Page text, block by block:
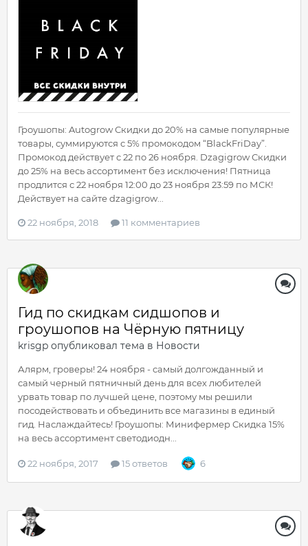
Гроушопы: Autogrow Скидки до 20% на самые популярные
товары, суммируются с 5% промокодом “BlackFriDay”.
Промокод действует с 22 по 26 ноября. Dzagigrow Скидки
до 25% на весь ассортимент без исключения! Пятница
продлится с 22 ноября 12:00 до 23 ноября 23:59 по МСК!
Действует на сайте dzagigrow...
22 ноября, 2018 11 комментариев
Гид по скидкам сидшопов и
гроушопов на Чёрную пятницу
krisgp опубликовал тема в Новости
Алярм, гроверы! 24 ноября - самый долгожданный и
самый черный пятничный день для всех любителей
урвать товар по лучшей цене, поэтому мы решили
посодействовать и объединить все магазины в единый
гид. Наслаждайтесь! Гроушопы: Минифермер Скидка 15%
на весь ассортимент светодиодн...
22 ноября, 2017 15 ответов 6